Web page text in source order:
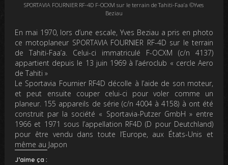
SPORTAVIA FOURNIER RF-4D F-OCXM sur le terrain de Tahiti-Faa’a ©Yves
Beziau
En mai 1970, lors d’une escale, Yves Beziau a pris en photo
ce motoplaneur SPORTAVIA FOURNIER RF-4D sur le terrain
de Tahiti-Faa’a. Celui-ci immatriculé F-OCXM (c/n 4137)
appartient depuis le 13 juin 1969 à l’aéroclub « cercle Aero
de Tahiti »
Le Sportavia Fournier RF4D décolle à l’aide de son moteur,
et peut ensuite couper celui-ci pour voler comme un
planeur. 155 appareils de série (c/n 4004 à 4158) à ont été
construit par la société « Sportavia-Putzer GmbH » entre
1966 et 1971 sous l’appellation RF4D (D pour Deutchland)
pour être vendu dans toute l’Europe, aux États-Unis et
même au Japon
J’aime ça :